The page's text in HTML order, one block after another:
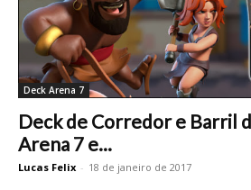
Deck Arena 7
Deck de Corredor e Barril
Arena 7 e...
Lucas Felix - 18 de janeiro de 2017